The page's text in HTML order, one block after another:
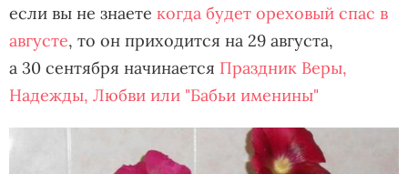
если вы не знаете когда будет ореховый спас в
августе, то он приходится на 29 августа,
а 30 сентября начинается Праздник Веры,
Надежды, Любви или "Бабьи именины"